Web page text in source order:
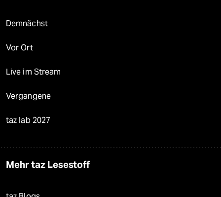
Demnächst
Vor Ort
Live im Stream
Vergangene
taz lab 2027
Mehr taz Lesestoff